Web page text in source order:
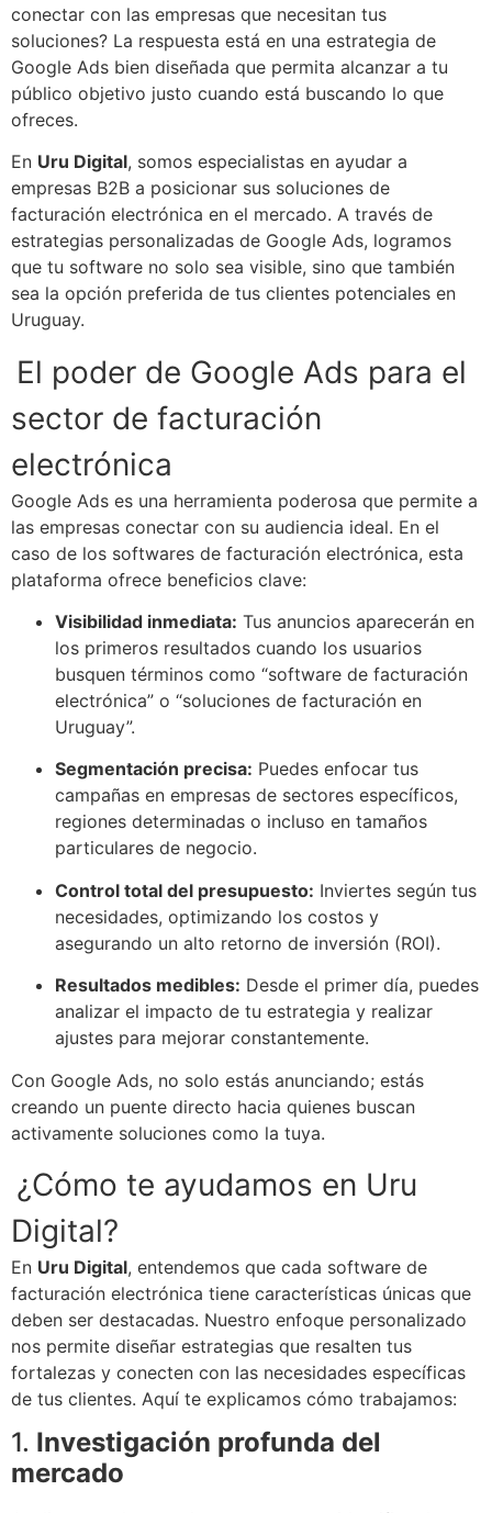
conectar con las empresas que necesitan tus
soluciones? La respuesta está en una estrategia de
Google Ads bien diseñada que permita alcanzar a tu
público objetivo justo cuando está buscando lo que
ofreces.
En Uru Digital, somos especialistas en ayudar a
empresas B2B a posicionar sus soluciones de
facturación electrónica en el mercado. A través de
estrategias personalizadas de Google Ads, logramos
que tu software no solo sea visible, sino que también
sea la opción preferida de tus clientes potenciales en
Uruguay.
El poder de Google Ads para el
sector de facturación
electrónica
Google Ads es una herramienta poderosa que permite a
las empresas conectar con su audiencia ideal. En el
caso de los softwares de facturación electrónica, esta
plataforma ofrece beneficios clave:
Visibilidad inmediata: Tus anuncios aparecerán en
los primeros resultados cuando los usuarios
busquen términos como “software de facturación
electrónica” o “soluciones de facturación en
Uruguay”.
Segmentación precisa: Puedes enfocar tus
campañas en empresas de sectores específicos,
regiones determinadas o incluso en tamaños
particulares de negocio.
Control total del presupuesto: Inviertes según tus
necesidades, optimizando los costos y
asegurando un alto retorno de inversión (ROI).
Resultados medibles: Desde el primer día, puedes
analizar el impacto de tu estrategia y realizar
ajustes para mejorar constantemente.
Con Google Ads, no solo estás anunciando; estás
creando un puente directo hacia quienes buscan
activamente soluciones como la tuya.
¿Cómo te ayudamos en Uru
Digital?
En Uru Digital, entendemos que cada software de
facturación electrónica tiene características únicas que
deben ser destacadas. Nuestro enfoque personalizado
nos permite diseñar estrategias que resalten tus
fortalezas y conecten con las necesidades específicas
de tus clientes. Aquí te explicamos cómo trabajamos:
1. Investigación profunda del
mercado